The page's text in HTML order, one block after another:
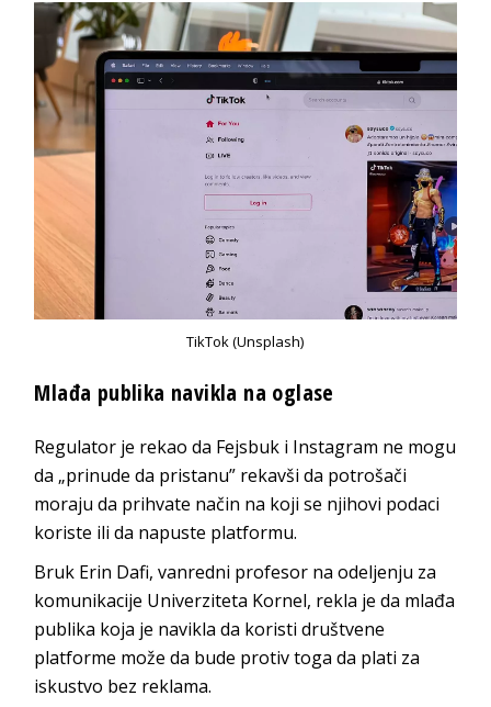
TikTok (Unsplash)
Mlađa publika navikla na oglase
Regulator je rekao da Fejsbuk i Instagram ne mogu
da „prinude da pristanu” rekavši da potrošači
moraju da prihvate način na koji se njihovi podaci
koriste ili da napuste platformu.
Bruk Erin Dafi, vanredni profesor na odeljenju za
komunikacije Univerziteta Kornel, rekla je da mlađa
publika koja je navikla da koristi društvene
platforme može da bude protiv toga da plati za
iskustvo bez reklama.